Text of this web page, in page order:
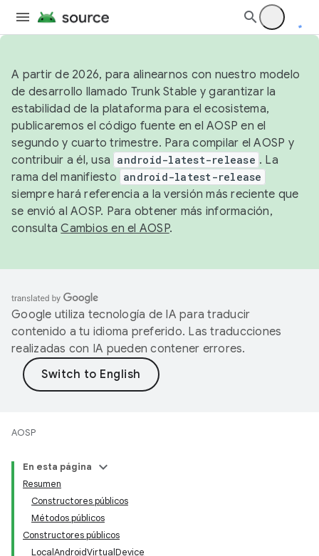
A partir de 2026, para alinearnos con nuestro modelo
de desarrollo llamado Trunk Stable y garantizar la
estabilidad de la plataforma para el ecosistema,
publicaremos el código fuente en el AOSP en el
segundo y cuarto trimestre. Para compilar el AOSP y
contribuir a él, usa android-latest-release . La
rama del manifiesto android-latest-release
siempre hará referencia a la versión más reciente que
se envió al AOSP. Para obtener más información,
consultaCambios en el AOSP.
Google utiliza tecnología de IA para traducir
contenido a tu idioma preferido. Las traducciones
realizadas con IA pueden contener errores.
AOSP
En esta página
Resumen
Constructores públicos
Métodos públicos
Constructores públicos
LocalAndroidVirtualDevice